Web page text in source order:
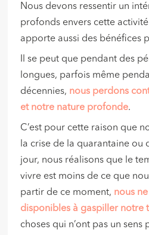
Nous devons ressentir un
profonds envers cette
apporte aussi des bénéfices
Il se peut que pendant des
longues, parfois même
décennies, nous perdons
et notre nature profonde.
C’est pour cette raison que
la crise de la quarantaine ou
jour, nous réalisons que le
vivre est moins de ce que
partir de ce moment, nous
disponibles à gaspiller notre
choses qui n’ont pas un